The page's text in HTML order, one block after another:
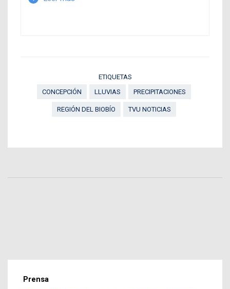
ETIQUETAS
CONCEPCIÓN
LLUVIAS PRECIPITACIONES
REGIÓN DEL BIOBÍO TVU NOTICIAS
Prensa